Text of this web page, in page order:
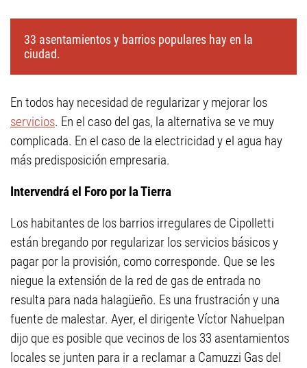
33 asentamientos y barrios populares hay en la
ciudad.
En todos hay necesidad de regularizar y mejorar los
servicios. En el caso del gas, la alternativa se ve muy
complicada. En el caso de la electricidad y el agua hay
más predisposición empresaria.
Intervendrá el Foro por la Tierra
Los habitantes de los barrios irregulares de Cipolletti
están bregando por regularizar los servicios básicos y
pagar por la provisión, como corresponde. Que se les
niegue la extensión de la red de gas de entrada no
resulta para nada halagüeño. Es una frustración y una
fuente de malestar. Ayer, el dirigente Víctor Nahuelpan
dijo que es posible que vecinos de los 33 asentamientos
locales se junten para ir a reclamar a Camuzzi Gas del